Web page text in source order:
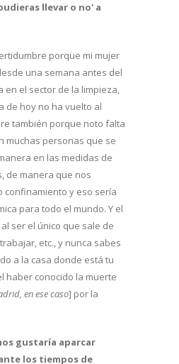
llevar o no' a
porque mi mujer
una semana antes del
en el sector de la limpieza,
de hoy no ha vuelto al
también porque noto falta
muchas personas que se
en las medidas de
de manera que nos
confinamiento y eso sería
para todo el mundo. Y el
ser el único que sale de
etc., y nunca sabes
a la casa donde está tu
haber conocido la muerte
en ese caso] por la
gustaría aparcar
los tiempos de